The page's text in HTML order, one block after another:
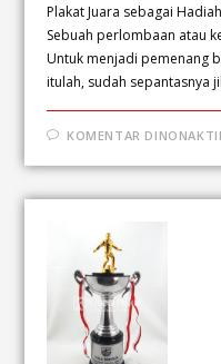
Plakat Juara sebagai
Sebuah perlombaan atau
Untuk menjadi pemenang
itulah, sudah sepantasnya
KOMENTAR